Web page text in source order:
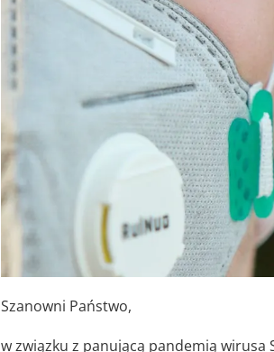
Szanowni Państwo,
w związku z panującą pandemią wirusa